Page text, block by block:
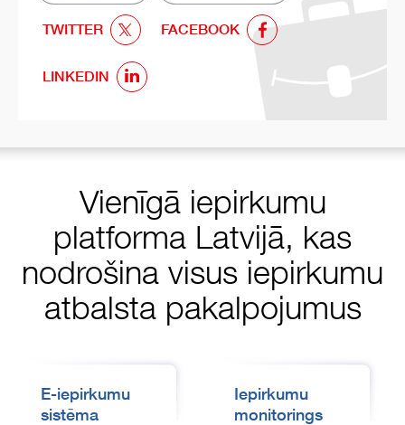
TWITTER FACEBOOK
LINKEDIN
Vienīgā iepirkumu
platforma Latvijā, kas
nodrošina visus iepirkumu
atbalsta pakalpojumus
E-iepirkumu
sistēma
Iepirkumu
monitorings